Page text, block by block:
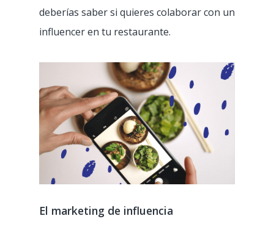
deberías saber si quieres colaborar con un
influencer en tu restaurante.
El marketing de influencia